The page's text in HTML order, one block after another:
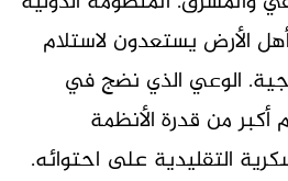
الأرض يستعدون لاستلام
الوعي الذي نضج في
أكبر من قدرة الأنظمة
التقليدية على احتوائه.